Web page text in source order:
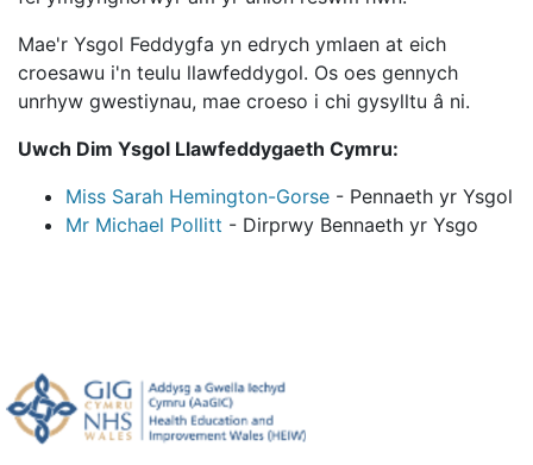
Mae'r Ysgol Feddygfa yn edrych ymlaen at eich
croesawu i'n teulu llawfeddygol. Os oes gennych
unrhyw gwestiynau, mae croeso i chi gysylltu â ni.
Uwch Dim Ysgol Llawfeddygaeth Cymru:
Miss Sarah Hemington-Gorse - Pennaeth yr Ysgol
Mr Michael Pollitt - Dirprwy Bennaeth yr Ysgo